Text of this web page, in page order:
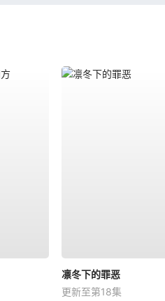
凛冬下的罪恶
更新至第18集